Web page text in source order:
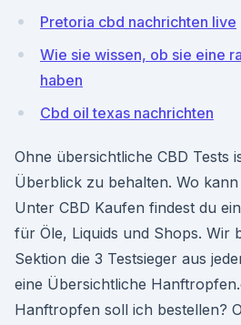
Pretoria cbd nachrichten live
Wie sie wissen, ob sie eine
haben
Cbd oil texas nachrichten
Ohne übersichtliche CBD Tests
Überblick zu behalten. Wo
Unter CBD Kaufen findest du
für Öle, Liquids und Shops. Wir
Sektion die 3 Testsieger aus
eine Übersichtliche
Hanftropfen soll ich bestellen?